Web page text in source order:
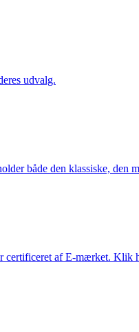
udvalg.
både den klassiske, den
certificeret af E-mærket. Klik